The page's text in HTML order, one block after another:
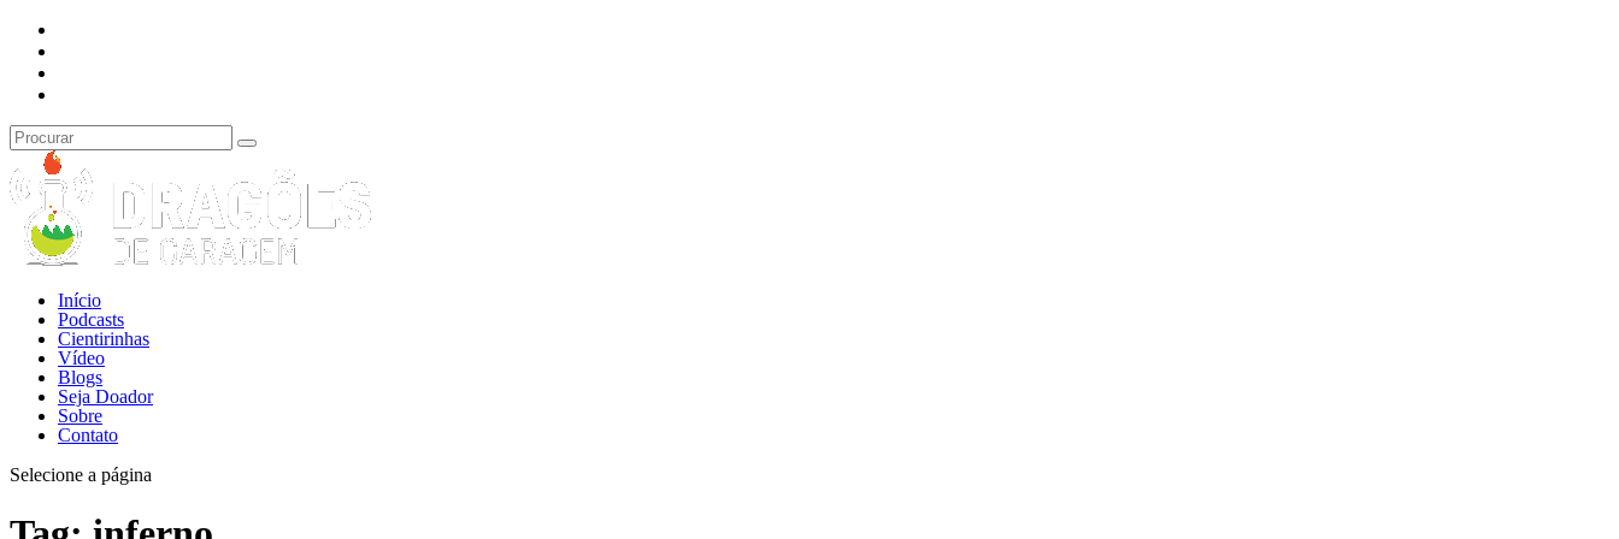
Início
Podcasts
Cientirinhas
Vídeo
Blogs
Seja Doador
Sobre
Contato
Selecione a página